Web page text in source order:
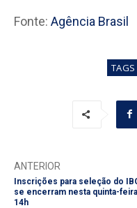
Fonte: Agência Brasil
TAGS
ANTERIOR
Inscrições para seleção do
se encerram nesta quinta-
14h